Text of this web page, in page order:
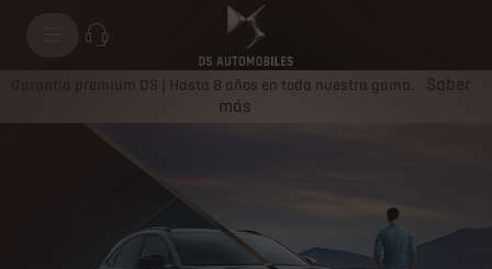
Garantía premium DS | Hasta 8 años en toda nuestra gama.
Saber
más